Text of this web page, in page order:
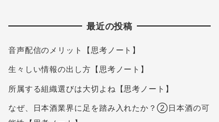
最近の投稿
音声配信のメリット【思考ノート】
生々しい情報の出し方【思考ノート】
所属する組織選びは大切よね【思考ノート】
なぜ、日本酒業界に足を踏み入れたか？②日本酒の可